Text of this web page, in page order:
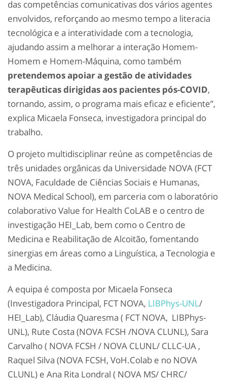
das competências comunicativas dos vários agentes
envolvidos, reforçando ao mesmo tempo a literacia
tecnológica e a interatividade com a tecnologia,
ajudando assim a melhorar a interação Homem-
Homem e Homem-Máquina, como também
pretendemos apoiar a gestão de atividades
terapêuticas dirigidas aos pacientes pós-COVID,
tornando, assim, o programa mais eficaz e eficiente”,
explica Micaela Fonseca, investigadora principal do
trabalho.
O projeto multidisciplinar reúne as competências de
três unidades orgânicas da Universidade NOVA (FCT
NOVA, Faculdade de Ciências Sociais e Humanas,
NOVA Medical School), em parceria com o laboratório
colaborativo Value for Health CoLAB e o centro de
investigação HEI_Lab, bem como o Centro de
Medicina e Reabilitação de Alcoitão, fomentando
sinergias em áreas como a Linguística, a Tecnologia e
a Medicina.
A equipa é composta por Micaela Fonseca
(Investigadora Principal, FCT NOVA, LIBPhys-UNL/
HEI_Lab), Cláudia Quaresma ( FCT NOVA, LIBPhys-
UNL), Rute Costa (NOVA FCSH /NOVA CLUNL), Sara
Carvalho ( NOVA FCSH / NOVA CLUNL/ CLLC-UA ,
Raquel Silva (NOVA FCSH, VoH.Colab e no NOVA
CLUNL) e Ana Rita Londral ( NOVA MS/ CHRC/